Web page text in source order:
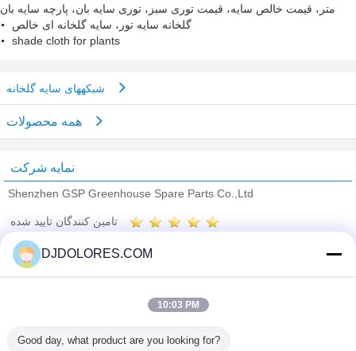
متر، قیمت خالص سایه، قیمت توری سبز، توری سایه بان، پارچه سایه بان
گلخانه سایه تور، سایه گلخانه ای خالص
shade cloth for plants
نمایه شرکت
Shenzhen GSP Greenhouse Spare Parts Co.,Ltd
تامین کنندگان تایید شده
Trust Seal
همه محصولات
DJDOLORES.COM
10:03 PM
Good day, what product are you looking for?